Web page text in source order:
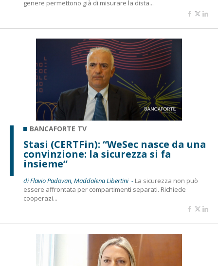
genere permettono già di misurare la dista...
BANCAFORTE TV
Stasi (CERTFin): “WeSec nasce da una
convinzione: la sicurezza si fa
insieme”
di Flavio Padovan, Maddalena Libertini - La sicurezza non può
essere affrontata per compartimenti separati. Richiede
cooperazi...